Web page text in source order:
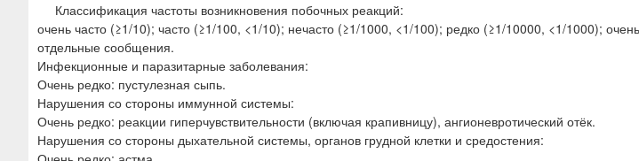
Классификация частоты возникновения побочных реакций:
очень часто (≥1/10); часто (≥1/100, <1/10); нечасто (≥1/1000, <1/100); редко (≥1/10000, <1/1000);
отдельные сообщения.
Инфекционные и паразитарные заболевания:
Очень редко: пустулезная сыпь.
Нарушения со стороны иммунной системы:
Очень редко: реакции гиперчувствительности (включая крапивницу), ангионевротический отёк.
Нарушения со стороны дыхательной системы, органов грудной клетки и средостения: